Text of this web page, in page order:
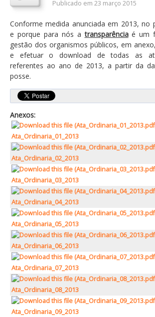
Prestação de Contas
DESTAQUES
Eventos
Sondagens
ZêzereTV
SERVIÇOS
A Minha Rua
Abastecimento de Água
Roturas e Leituras
Qualidade da Água
Atendimento ao Público
Biblioteca Online FZZ
Plantas PDM Online
Faixas Gestão Combustível
Regulamentos em Vigor
Requerimentos em Vigor
Publicado em 23 março 2015
Conforme medida anunciada em 2013, no
e porque para nós atransparênciaé um
gestão dos organismos públicos, em
e efetuar o download de todas as
referentes ao ano de 2013, a partir da
posse.
Anexos:
Ata_Ordinaria_01_2013
Ata_Ordinaria_02_2013
Ata_Ordinaria_03_2013
Ata_Ordinaria_04_2013
Ata_Ordinaria_05_2013
Ata_Ordinaria_06_2013
Ata_Ordinaria_07_2013
Ata_Ordinaria_08_2013
Ata_Ordinaria_09_2013